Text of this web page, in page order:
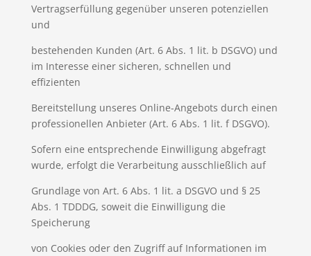
Vertragserfüllung gegenüber unseren potenziellen
und
bestehenden Kunden (Art. 6 Abs. 1 lit. b DSGVO) und
im Interesse einer sicheren, schnellen und
effizienten
Bereitstellung unseres Online-Angebots durch einen
professionellen Anbieter (Art. 6 Abs. 1 lit. f DSGVO).
Sofern eine entsprechende Einwilligung abgefragt
wurde, erfolgt die Verarbeitung ausschließlich auf
Grundlage von Art. 6 Abs. 1 lit. a DSGVO und § 25
Abs. 1 TDDDG, soweit die Einwilligung die
Speicherung
von Cookies oder den Zugriff auf Informationen im